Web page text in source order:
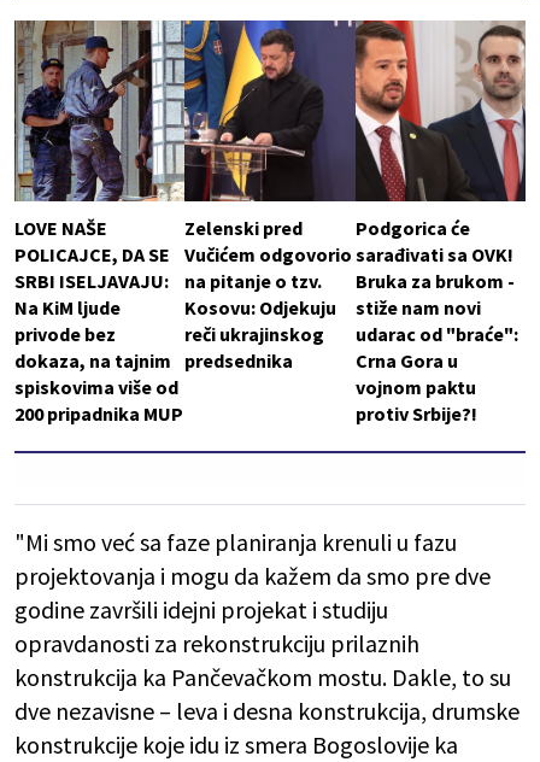
LOVE NAŠE
POLICAJCE, DA SE
SRBI ISELJAVAJU:
Na KiM ljude
privode bez
dokaza, na tajnim
spiskovima više od
200 pripadnika MUP
Zelenski pred
Vučićem odgovorio
na pitanje o tzv.
Kosovu: Odjekuju
reči ukrajinskog
predsednika
Podgorica će
sarađivati sa OVK!
Bruka za brukom -
stiže nam novi
udarac od "braće":
Crna Gora u
vojnom paktu
protiv Srbije?!
"Mi smo već sa faze planiranja krenuli u fazu
projektovanja i mogu da kažem da smo pre dve
godine završili idejni projekat i studiju
opravdanosti za rekonstrukciju prilaznih
konstrukcija ka Pančevačkom mostu. Dakle, to su
dve nezavisne – leva i desna konstrukcija, drumske
konstrukcije koje idu iz smera Bogoslovije ka